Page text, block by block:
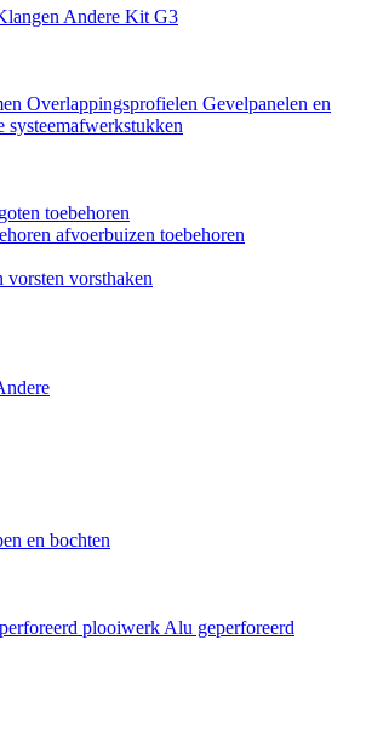
Andere Kit G3
Overlappingsprofielen Gevelpanelen en
systeemafwerkstukken
goten toebehoren
afvoerbuizen toebehoren
vorsten vorsthaken
en bochten
plooiwerk Alu geperforeerd